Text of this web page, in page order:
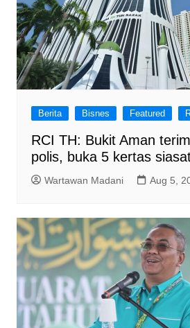
Berita Bisnes Featured
RCI TH: Bukit Aman
polis, buka 5 kertas
Wartawan Madani Aug 5,